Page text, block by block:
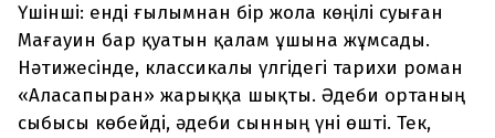
Үшінші: енді ғылымнан бір жола көңілі суыған
Мағауин бар қуатын қалам ұшына жұмсады.
Нәтижесінде, классикалы үлгідегі тарихи роман
«Аласапыран» жарыққа шықты. Әдеби ортаның
сыбысы көбейді, әдеби сынның үні өшті. Тек,